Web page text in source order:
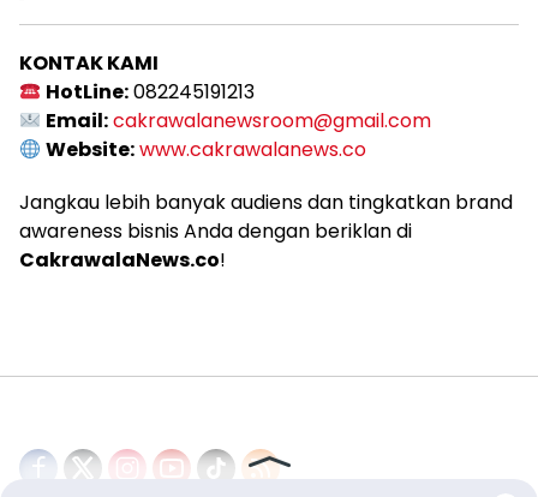
KONTAK KAMI
HotLine:082245191213
Email:cakrawalanewsroom@gmail.com
Website:www.cakrawalanews.co
Jangkau lebih banyak audiens dan tingkatkan brand
awareness bisnis Anda dengan beriklan di
CakrawalaNews.co!